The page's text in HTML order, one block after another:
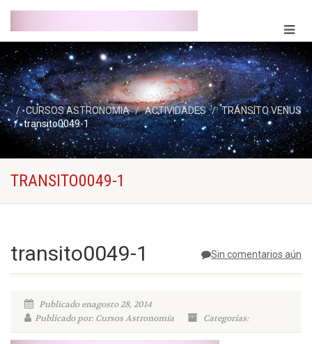
CURSOS ASTRONOMIA ACTIVIDADES
TRÁNSITO VENUS
transito0049-1
TRANSITO0049-1
Sin comentarios aún
transito0049-1
Publicado enagosto 28, 2014
Publicado por: Cursos Astronomía
Categorías: